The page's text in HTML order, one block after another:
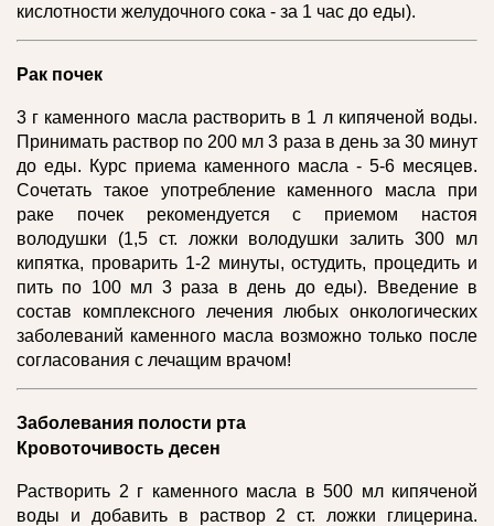
кислотности желудочного сока - за 1 час до еды).
Рак почек
3 г каменного масла растворить в 1 л кипяченой воды.
Принимать раствор по 200 мл 3 раза в день за 30 минут
до еды. Курс приема каменного масла - 5-6 месяцев.
Сочетать такое употребление каменного масла при
раке почек рекомендуется с приемом настоя
володушки (1,5 ст. ложки володушки залить 300 мл
кипятка, проварить 1-2 минуты, остудить, процедить и
пить по 100 мл 3 раза в день до еды). Введение в
состав комплексного лечения любых онкологических
заболеваний каменного масла возможно только после
согласования с лечащим врачом!
Заболевания полости рта
Кровоточивость десен
Растворить 2 г каменного масла в 500 мл кипяченой
воды и добавить в раствор 2 ст. ложки глицерина.